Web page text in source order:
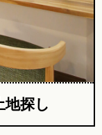
地探し